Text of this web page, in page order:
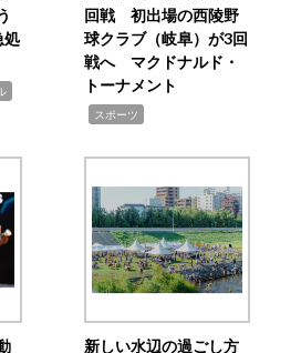
処
回戦 初出場の西陵野
球クラブ（岐阜）が3回
戦へ マクドナルド・
トーナメント
スポーツ
新しい水辺の過ごし方